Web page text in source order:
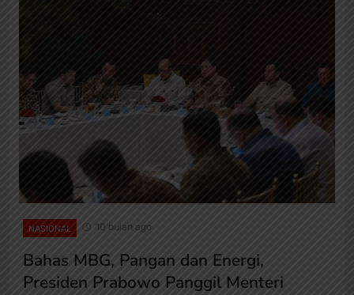
NASIONAL 10 bulan ago
Bahas MBG, Pangan dan Energi,
Presiden Prabowo Panggil Menteri